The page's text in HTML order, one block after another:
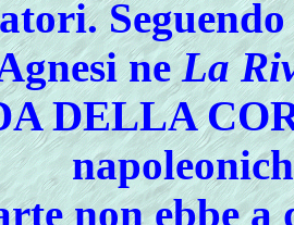
neLa
DELLA
non ebbe a